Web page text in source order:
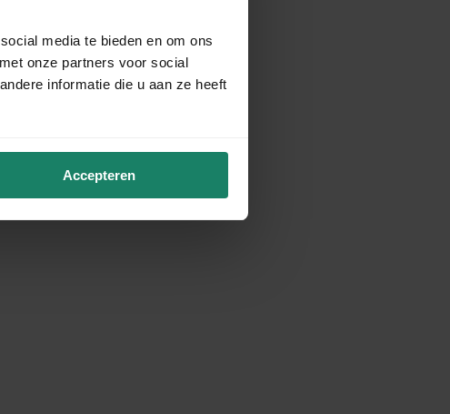
media te bieden en om ons
onze partners voor social
informatie die u aan ze heeft
Accepteren